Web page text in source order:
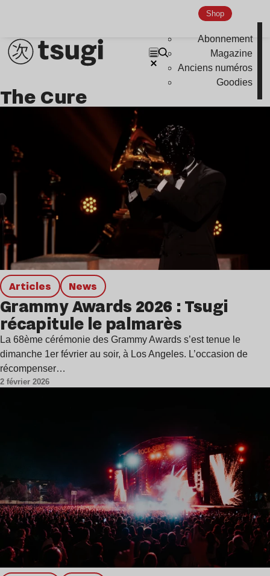
Shop
Abonnement
Magazine
Anciens numéros
Goodies
The Cure
Articles news
Grammy Awards 2026 : Tsugi
récapitule le palmarès
La 68ème cérémonie des Grammy Awards s’est tenue le
dimanche 1er février au soir, à Los Angeles. L’occasion de
récompenser…
2 février 2026